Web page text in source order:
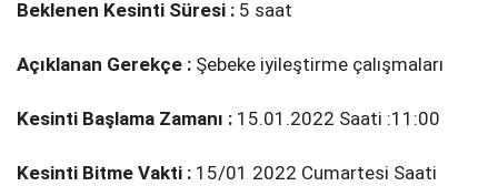
Beklenen Kesinti Süresi : 5 saat
Açıklanan Gerekçe : Şebeke i̇yi̇leşti̇rme çalışmaları
Kesinti Başlama Zamanı : 15.01.2022 Saati :11:00
Kesinti Bitme Vakti : 15/01 2022 Cumartesi Saati